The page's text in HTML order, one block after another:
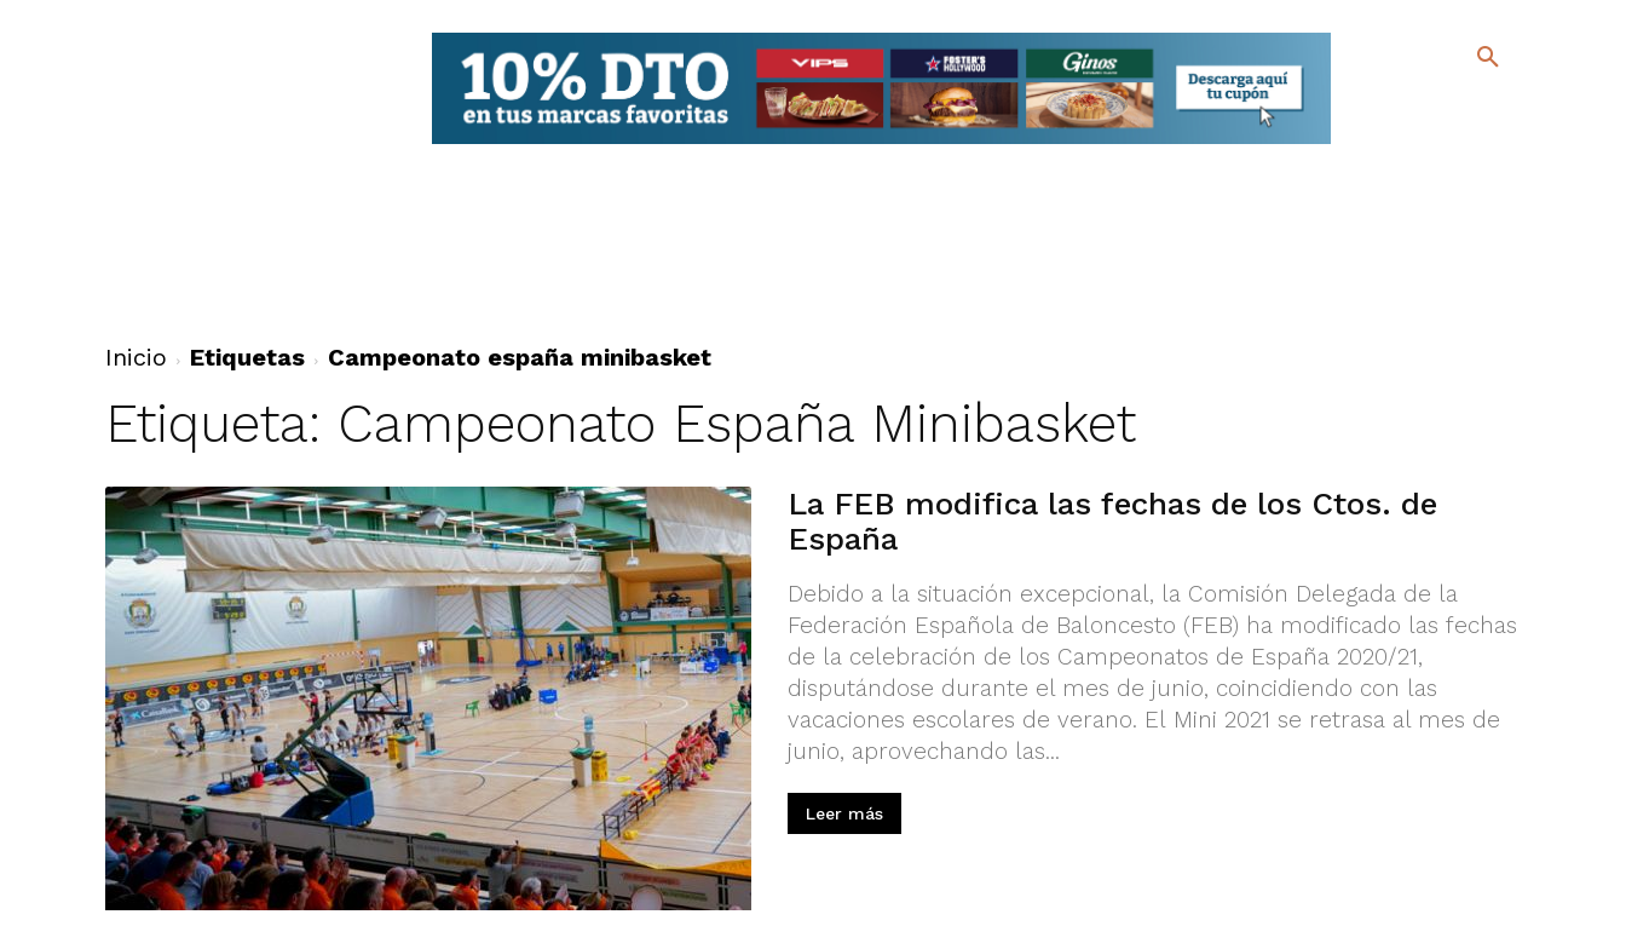
Inicio Etiquetas Campeonato españa minibasket
Etiqueta: Campeonato España Minibasket
La FEB modifica las fechas de los Ctos. de
España
Debido a la situación excepcional, la Comisión Delegada de la
Federación Española de Baloncesto (FEB) ha modificado las fechas
de la celebración de los Campeonatos de España 2020/21,
disputándose durante el mes de junio, coincidiendo con las
vacaciones escolares de verano. El Mini 2021 se retrasa al mes de
junio, aprovechando las...
Leer más